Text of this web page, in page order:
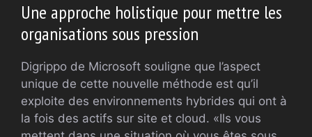
Une approche holistique pour mettre les
organisations sous pression
Digrippo de Microsoft souligne que l’aspect
unique de cette nouvelle méthode est qu’il
exploite des environnements hybrides qui ont à
la fois des actifs sur site et cloud. «Ils vous